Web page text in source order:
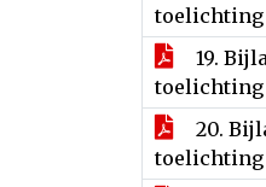
toelichting
19.
toelichting
20.
toelichting